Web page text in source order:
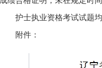
护士执业资格考试试题
附件：